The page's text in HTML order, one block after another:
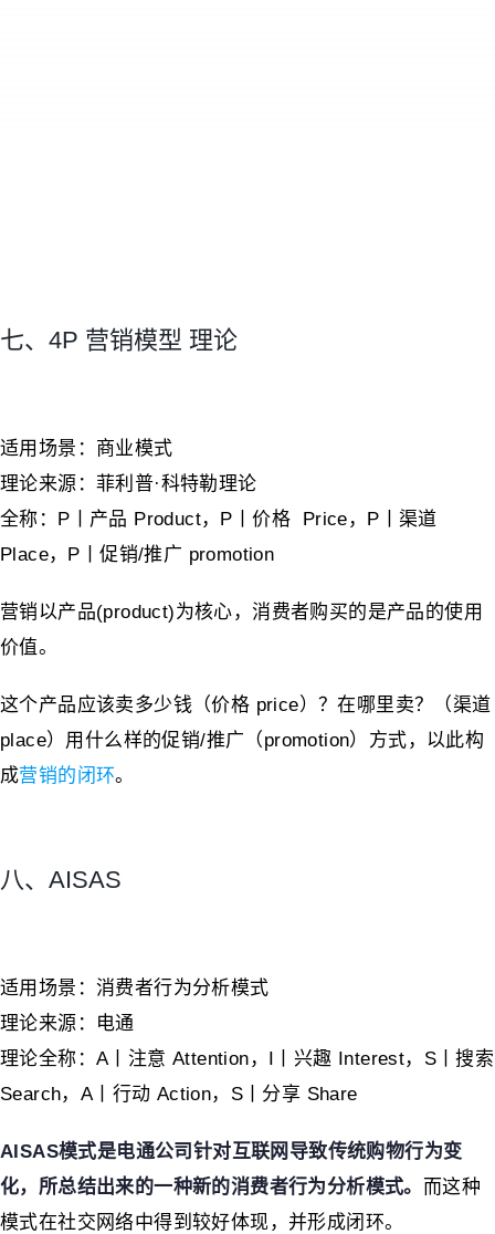
七、4P 营销模型 理论
适用场景：商业模式
理论来源：菲利普·科特勒理论
全称：P丨产品 Product，P丨价格 Price，P丨渠道
Place，P丨促销/推广 promotion
营销以产品(product)为核心，消费者购买的是产品的使用
价值。
这个产品应该卖多少钱（价格 price）？在哪里卖？（渠道
place）用什么样的促销/推广（promotion）方式，以此构
成营销的闭环。
八、AISAS
适用场景：消费者行为分析模式
理论来源：电通
理论全称：A丨注意 Attention，I丨兴趣 Interest，S丨搜索
Search，A丨行动 Action，S丨分享 Share
AISAS模式是电通公司针对互联网导致传统购物行为变
化，所总结出来的一种新的消费者行为分析模式。 而这种
模式在社交网络中得到较好体现，并形成闭环。